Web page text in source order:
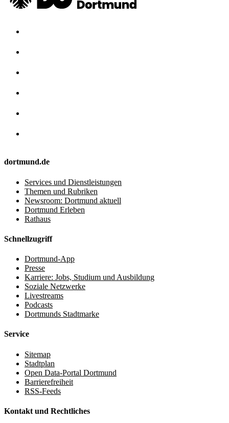
dortmund.de
Services und Dienstleistungen
Themen und Rubriken
Newsroom: Dortmund aktuell
Dortmund Erleben
Rathaus
Schnellzugriff
Dortmund-App
Presse
Karriere: Jobs, Studium und Ausbildung
Soziale Netzwerke
Livestreams
Podcasts
Dortmunds Stadtmarke
Service
Sitemap
Stadtplan
Open Data-Portal Dortmund
Barrierefreiheit
RSS-Feeds
Kontakt und Rechtliches